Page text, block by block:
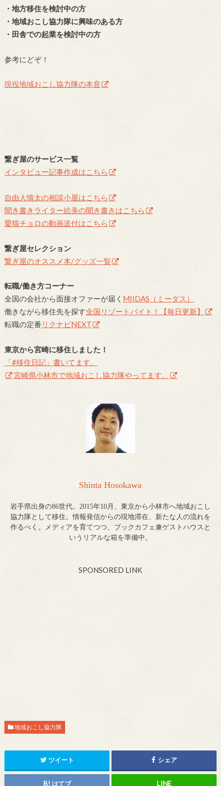
・地方移住を検討中の方
・地域おこし協力隊に興味のある方
・田舎での起業を検討中の方
参考にどぞ！
現役地域おこし協力隊の本音
繋ぎ屋のサービス一覧
インタビュー記事作成はこちら
自由人慎太の相談小屋はこちら
聞き書きライター絵美の聞き書きはこちら
愛猫チョロの動画送付はこちら
繋ぎ屋セレクション
繋ぎ屋のオススメ本/グッズ一覧
転職/働き方コーナー
全国の会社から面接オファーが届く MIIDAS（ミーダス）
働きながら移住先を探す全国リゾートバイト！【毎日更新】
転職の定番 リクナビNEXT
東京から宮崎に移住しました！
「#移住日記」書いてます。
宮崎県小林市で地域おこし協力隊やってます。
Shinta Hosokawa
岩手県出身の86世代。2015年10月、東京から小林市へ地域おこし
協力隊として移住。情報発信からの現地滞在、新たな人の流れを
作るべく。メディアを育てつつ、ブックカフェ兼ゲストハウスと
いうリアルな箱を準備中。
SPONSORED LINK
地域おこし協力隊
ツイート シェア
はてブ